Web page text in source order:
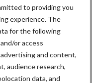
to providing you
experience. The
for the following
or access
and content,
audience research,
data, and